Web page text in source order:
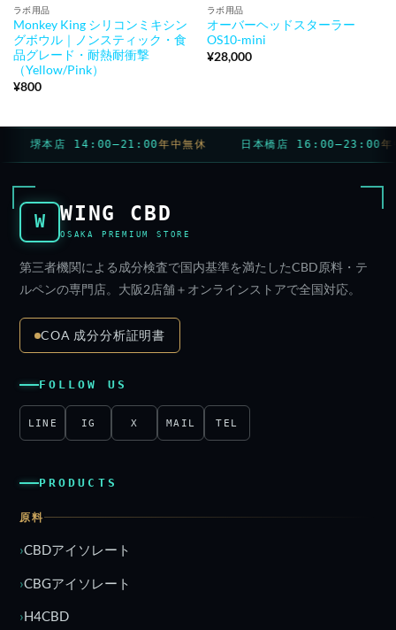
ラボ用品
Monkey King シリコンミキシン
グボウル｜ノンスティック・食
品グレード・耐熱耐衝撃
（Yellow/Pink）
¥800
ラボ用品
オーバーヘッドスターラー
OS10-mini
¥28,000
堺本店 14:00–21:00 年中無休 日本橋店 16:00–23:00 年中
W WING CBD
OSAKA PREMIUM STORE
第三者機関による成分検査で国内基準を満たしたCBD原料・テ
ルペンの専門店。大阪2店舗＋オンラインストアで全国対応。
COA 成分分析証明書
FOLLOW US
LINE IG X MAIL TEL
PRODUCTS
原料
CBDアイソレート
CBGアイソレート
H4CBD